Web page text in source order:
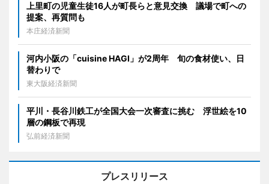
上里町の児童生徒16人が町長らと意見交換 議場で町への
提案、再質問も
本庄経済新聞
河内小阪の「cuisine HAGI」が2周年 旬の食材使い、日
替わりで
東大阪経済新聞
平川・長谷川鉄工が全国大会一次審査に挑む 浮世絵を10
層の鋼板で再現
弘前経済新聞
プレスリリース